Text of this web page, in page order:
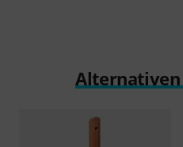
Alternativen